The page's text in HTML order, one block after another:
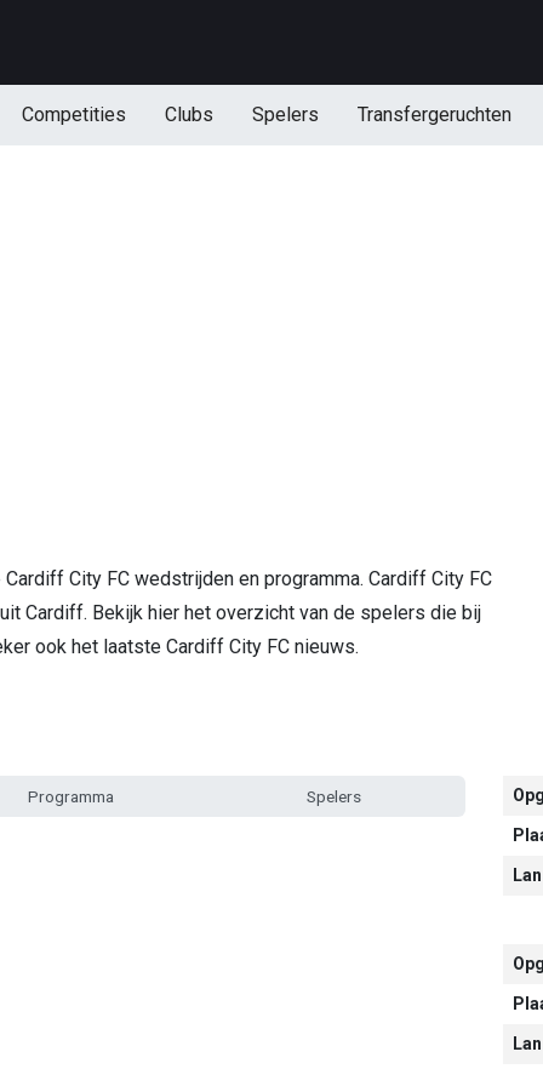
Competities Clubs Spelers Transfergeruchten
City FC wedstrijden en programma. Cardiff City FC
Cardiff. Bekijk hier het overzicht van de spelers die bij
ook het laatste Cardiff City FC nieuws.
Programma Spelers